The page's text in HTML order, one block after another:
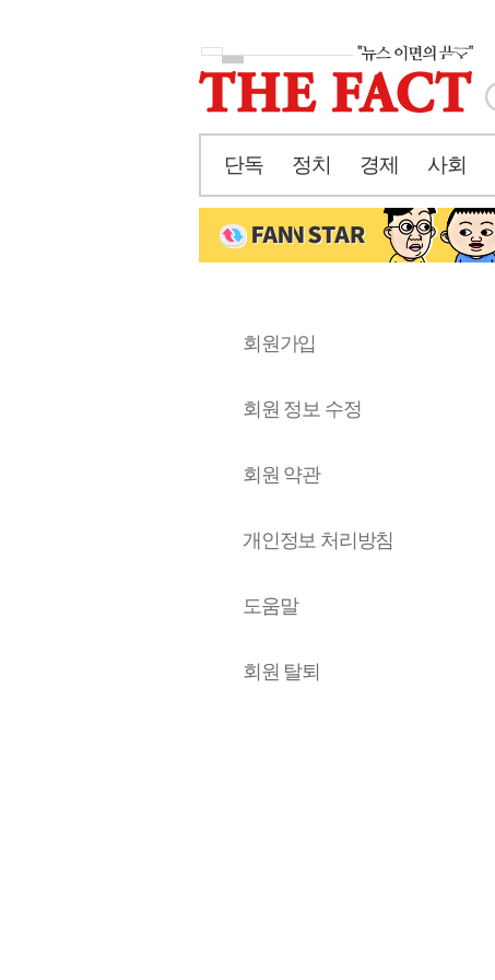
단독 정치 경제 사회
회원가입
회원 정보 수정
회원 약관
개인정보 처리방침
도움말
회원 탈퇴